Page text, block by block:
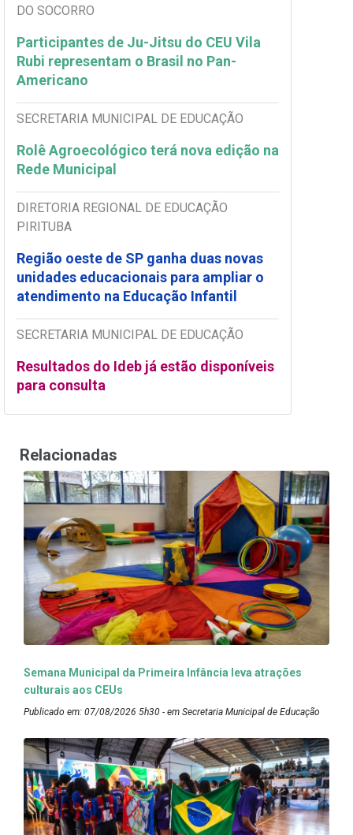
DO SOCORRO
Participantes de Ju-Jitsu do CEU Vila
Rubi representam o Brasil no Pan-
Americano
SECRETARIA MUNICIPAL DE EDUCAÇÃO
Rolê Agroecológico terá nova edição na
Rede Municipal
DIRETORIA REGIONAL DE EDUCAÇÃO
PIRITUBA
Região oeste de SP ganha duas novas
unidades educacionais para ampliar o
atendimento na Educação Infantil
SECRETARIA MUNICIPAL DE EDUCAÇÃO
Resultados do Ideb já estão disponíveis
para consulta
Relacionadas
Semana Municipal da Primeira Infância leva atrações
culturais aos CEUs
Publicado em: 07/08/2026 5h30 - em Secretaria Municipal de Educação